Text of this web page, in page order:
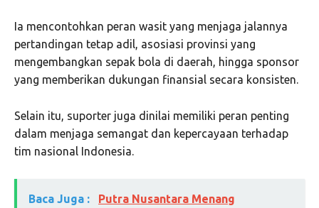
Ia mencontohkan peran wasit yang menjaga jalannya
pertandingan tetap adil, asosiasi provinsi yang
mengembangkan sepak bola di daerah, hingga sponsor
yang memberikan dukungan finansial secara konsisten.
Selain itu, suporter juga dinilai memiliki peran penting
dalam menjaga semangat dan kepercayaan terhadap
tim nasional Indonesia.
Baca Juga :
Putra Nusantara Menang